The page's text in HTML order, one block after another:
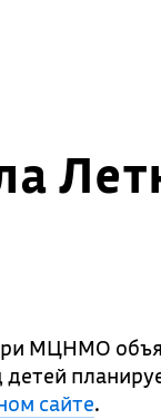
МЦНМО
сайте.